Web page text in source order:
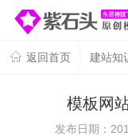
返回首页 建站知
模板网
发布日期：